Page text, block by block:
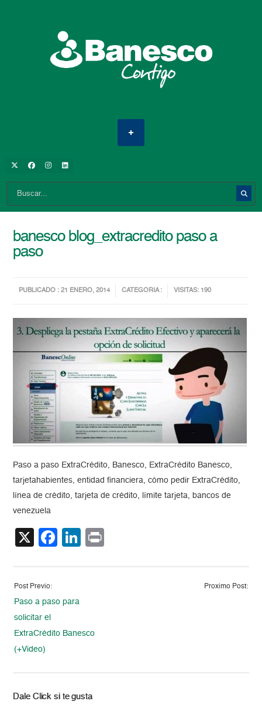
banesco blog_extracredito paso a
paso
PUBLICADO : 21 ENERO, 2014 CATEGORIA : VISITAS: 190
Paso a paso ExtraCrédito, Banesco, ExtraCrédito Banesco,
tarjetahabientes, entidad financiera, cómo pedir ExtraCrédito,
línea de crédito, tarjeta de crédito, límite tarjeta, bancos de
venezuela
X Facebook
LinkedIn
Post Previo:
Paso a paso para
solicitar el
ExtraCrédito Banesco
(+Video)
Proximo Post:
Dale Click si te gusta